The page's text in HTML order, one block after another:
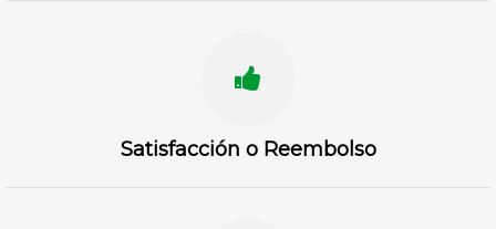
Satisfacción o Reembolso